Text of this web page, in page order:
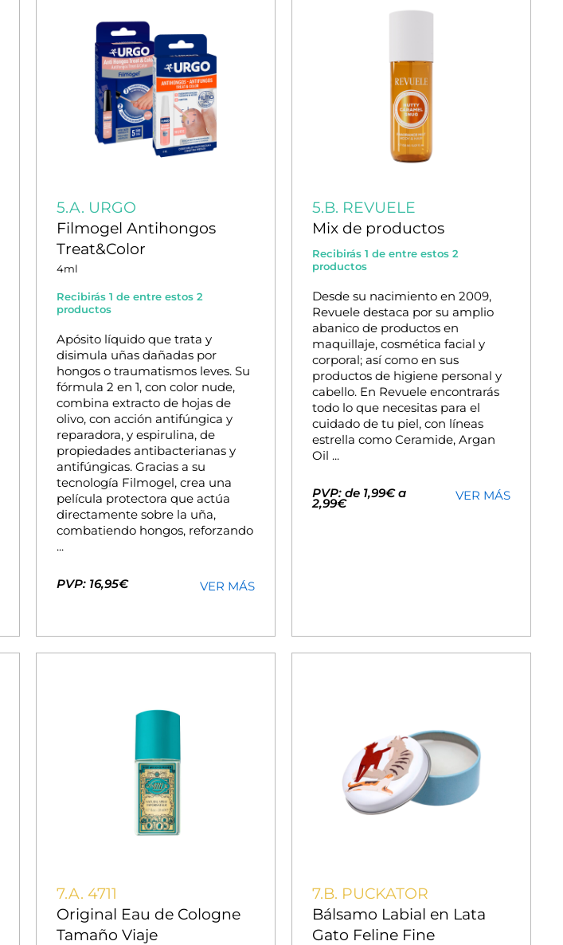
5.A. URGO
Filmogel Antihongos
Treat&Color
4ml
Recibirás 1 de entre estos 2
productos
Apósito líquido que trata y
disimula uñas dañadas por
hongos o traumatismos leves. Su
fórmula 2 en 1, con color nude,
combina extracto de hojas de
olivo, con acción antifúngica y
reparadora, y espirulina, de
propiedades antibacterianas y
antifúngicas. Gracias a su
tecnología Filmogel, crea una
película protectora que actúa
directamente sobre la uña,
combatiendo hongos, reforzando
...
PVP: 16,95€ VER MÁS
5.B. REVUELE
Mix de productos
Recibirás 1 de entre estos 2
productos
Desde su nacimiento en 2009,
Revuele destaca por su amplio
abanico de productos en
maquillaje, cosmética facial y
corporal; así como en sus
productos de higiene personal y
cabello. En Revuele encontrarás
todo lo que necesitas para el
cuidado de tu piel, con líneas
estrella como Ceramide, Argan
Oil ...
PVP: de 1,99€ a
2,99€
VER MÁS
7.A. 4711
Original Eau de Cologne
Tamaño Viaje
7.B. PUCKATOR
Bálsamo Labial en Lata
Gato Feline Fine